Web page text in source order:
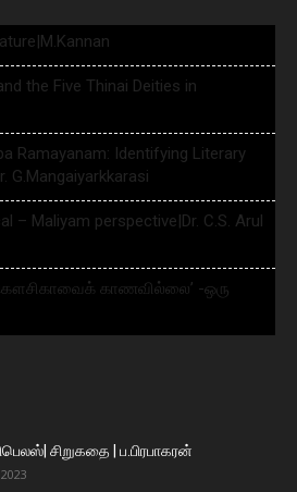
the Five Thinai Deities in
Ramayanam: Identifying Literary
G.Mangaiyarkkarasi
– Maliyam perspective|Dr. C.S. Arul
காணவில்லை’ -ஒரு
சிறுகதை | ப.பிரபாகரன்